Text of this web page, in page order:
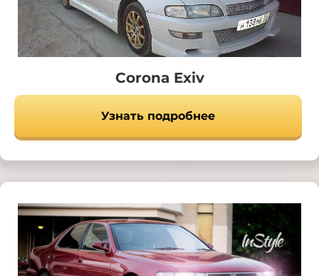
Corona Exiv
Узнать подробнее